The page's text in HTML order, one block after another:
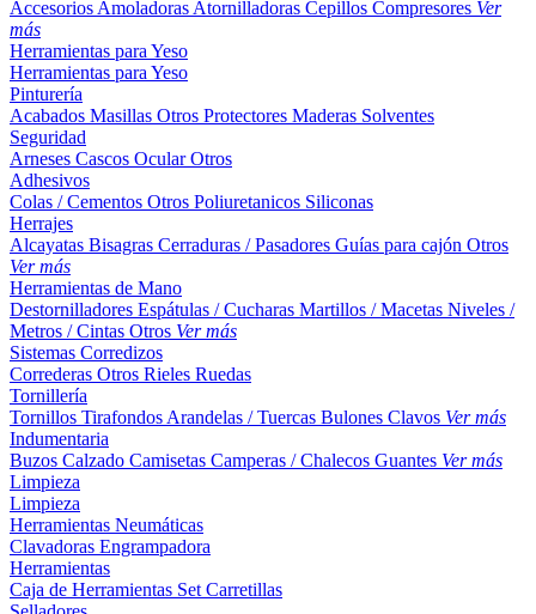
Accesorios Amoladoras Atornilladoras Cepillos Compresores Ver
más
Herramientas para Yeso
Herramientas para Yeso
Pinturería
Acabados Masillas Otros Protectores Maderas Solventes
Seguridad
Arneses Cascos OcularOtros
Adhesivos
Colas / Cementos Otros Poliuretanicos Siliconas
Herrajes
Alcayatas Bisagras Cerraduras / Pasadores Guías para cajón Otros
Ver más
Herramientas de Mano
Destornilladores Espátulas / Cucharas Martillos / Macetas Niveles /
Metros / Cintas Otros Ver más
Sistemas Corredizos
Correderas Otros Rieles Ruedas
Tornillería
Tornillos Tirafondos Arandelas / Tuercas Bulones Clavos Ver más
Indumentaria
Buzos Calzado Camisetas Camperas / Chalecos Guantes Ver más
Limpieza
Limpieza
Herramientas Neumáticas
Clavadoras Engrampadora
Herramientas
Caja de Herramientas Set Carretillas